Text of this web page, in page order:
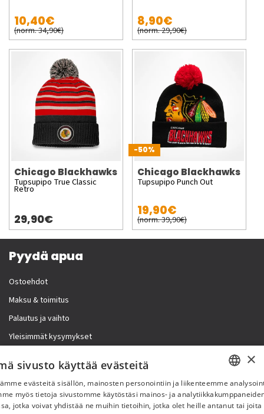
10,40€
(norm. 34,90€)
8,90€
(norm. 29,90€)
Chicago Blackhawks
Tupsupipo True Classic
Retro
29,90€
-50%
Chicago Blackhawks
Tupsupipo Punch Out
19,90€
(norm. 39,90€)
Pyydä apua
Ostoehdot
Maksu & toimitus
Palautus ja vaihto
Yleisimmät kysymykset
Lisää meistä
Yritystiedot
FI
×
sivusto käyttää evästeitä
evästeitä sisällön, mainosten personointiin ja liikenteemme
myös tietoja sivustomme käytöstäsi mainos- ja
jotka voivat yhdistää ne muihin tietoihin, jotka olet heille antanut tai joita